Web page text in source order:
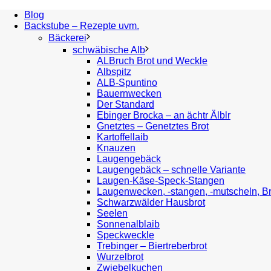
Blog
Backstube – Rezepte uvm.
Bäckerei
schwäbische Alb
ALBruch Brot und Weckle
Albspitz
ALB-Spuntino
Bauernwecken
Der Standard
Ebinger Brocka – an ächtr Älblr
Gnetztes – Genetztes Brot
Kartoffellaib
Knauzen
Laugengebäck
Laugengebäck – schnelle Variante
Laugen-Käse-Speck-Stangen
Laugenwecken, -stangen, -mutscheln,
Schwarzwälder Hausbrot
Seelen
Sonnenalblaib
Speckweckle
Trebinger – Biertreberbrot
Wurzelbrot
Zwiebelkuchen